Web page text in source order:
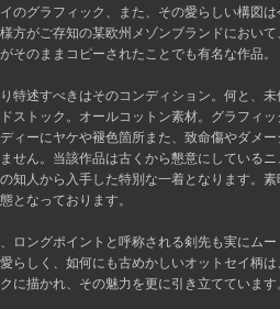
のグラフィック、また、その愛らしい構図は
方がご存知の某欧州メゾンブランドにおいて
そのままコピーされたことでも有名な作品。
り特述すべきはそのコンディション。何と、
ストック。オールコットン素材。グラフィッ
ィーにヤケや褪色箇所また、致命傷やダメー
せん。当該作品は古くから懇意にしているニ
知人から入手した特別な一着となります。
となっております。
、ロングポイントと呼称される剣先も実にムー
らしく、如何にも古めかしいオットセイ柄は
に描かれ、その魅力を更に引き立てています